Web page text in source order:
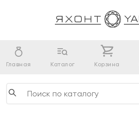
Главная Каталог Корзина